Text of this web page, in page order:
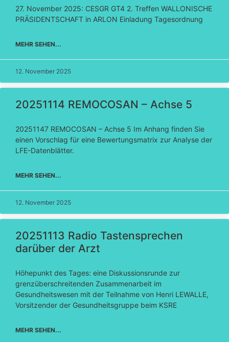
27. November 2025: CESGR GT4 2. Treffen WALLONISCHE
PRÄSIDENTSCHAFT in ARLON Einladung Tagesordnung
MEHR SEHEN...
12. November 2025
20251114 REMOCOSAN – Achse 5
20251147 REMOCOSAN – Achse 5 Im Anhang finden Sie
einen Vorschlag für eine Bewertungsmatrix zur Analyse der
LFE-Datenblätter.
MEHR SEHEN...
12. November 2025
20251113 Radio Tastensprechen
darüber der Arzt
Höhepunkt des Tages: eine Diskussionsrunde zur
grenzüberschreitenden Zusammenarbeit im
Gesundheitswesen mit der Teilnahme von Henri LEWALLE,
Vorsitzender der Gesundheitsgruppe beim KSRE
MEHR SEHEN...